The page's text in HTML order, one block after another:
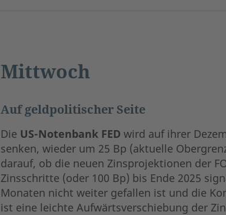
Mittwoch
Auf geldpolitischer Seite
Die US-Notenbank FED wird auf ihrer
senken, wieder um 25 Bp (aktuelle
darauf, ob die neuen Zinsprojektionen der
Zinsschritte (oder 100 Bp) bis Ende 2025
Monaten nicht weiter gefallen ist und die
ist eine leichte Aufwärtsverschiebung der